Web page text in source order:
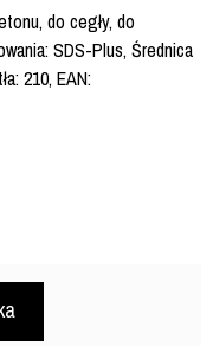
do cegły, do
SDS-Plus, Średnica
210, EAN: